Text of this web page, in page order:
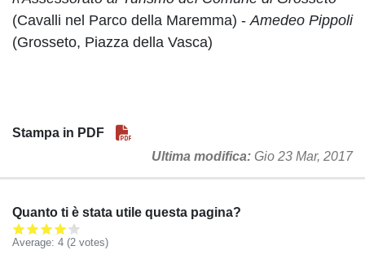
(Cavalli nel Parco della Maremma) -Amedeo Pippoli
(Grosseto, Piazza della Vasca)
Stampa in PDF
Ultima modifica Gio 23 Mar, 2017
Quanto ti è stata utile questa pagina?
Average: 4 (2 votes)